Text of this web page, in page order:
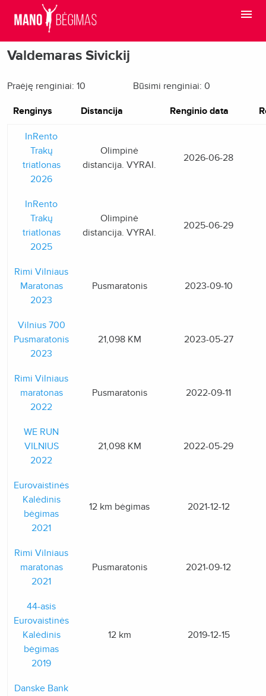
Valdemaras Sivickij
Praėję renginiai: 10 Būsimi renginiai: 0
Renginys Distancija Renginio data
InRento
Trakų
triatlonas
2026
Olimpinė
distancija. VYRAI.
2026-06-28
InRento
Trakų
triatlonas
2025
Olimpinė
distancija. VYRAI.
2025-06-29
Rimi Vilniaus
Maratonas
2023
Pusmaratonis 2023-09-10
Vilnius 700
Pusmaratonis
2023
21,098 KM 2023-05-27
Rimi Vilniaus
maratonas
2022
Pusmaratonis 2022-09-11
WE RUN
VILNIUS
2022
21,098 KM 2022-05-29
Eurovaistinės
Kalėdinis
bėgimas
2021
12 km bėgimas 2021-12-12
Rimi Vilniaus
maratonas
2021
Pusmaratonis 2021-09-12
44-asis
Eurovaistinės
Kalėdinis
bėgimas
2019
12 km 2019-12-15
Danske Bank